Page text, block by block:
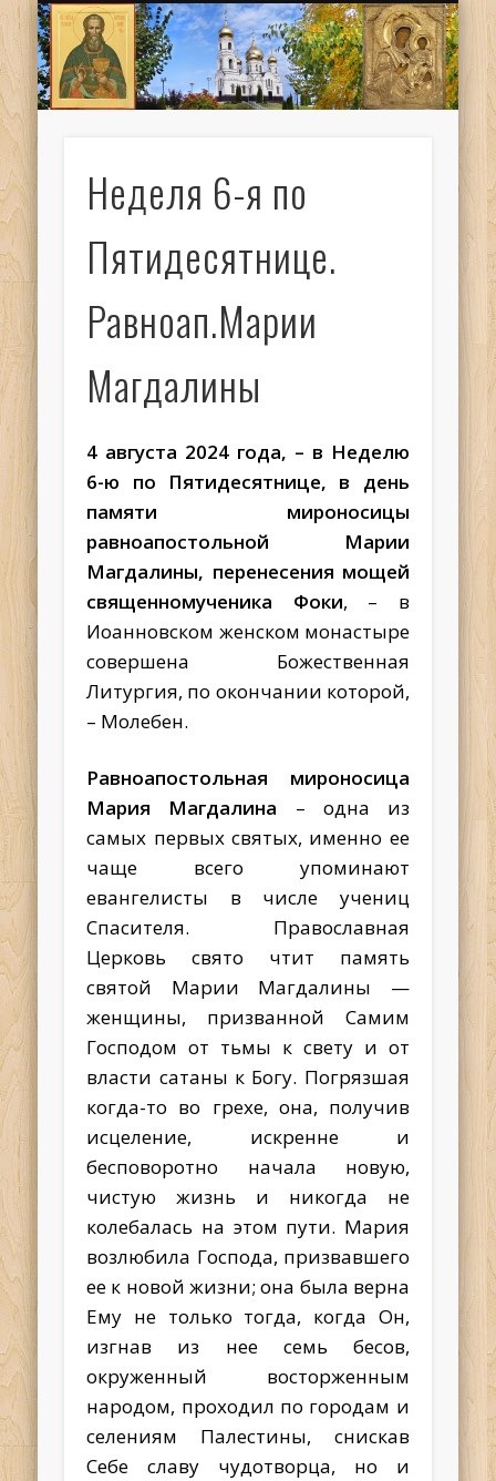
ГЛАВНАЯ
ДУХОВЕНСТВО
КРЕЩЕНИЕ
РАСПИСАНИЕ
МОНАСТЫРЬ
ИОАНН КРОНШТАДТСКИЙ
ТРЕБЫ
ПАЛОМНИКАМ
КОНТАКТЫ
НАПИСАТЬ ПИСЬМО
НОВОСТИ
МЕДИА
Неделя 6-я по
Пятидесятнице.
Равноап.Марии
Магдалины
4 августа 2024 года, – в Неделю
6-ю по Пятидесятнице, в день
памяти мироносицы
равноапостольной Марии
Магдалины, перенесения мощей
священномученика Фоки, – в
Иоанновском женском монастыре
совершена Божественная
Литургия, по окончании которой,
– Молебен.
Равноапостольная мироносица
Мария Магдалина – одна из
самых первых святых, именно ее
чаще всего упоминают
евангелисты в числе учениц
Спасителя. Православная
Церковь свято чтит память
святой Марии Магдалины —
женщины, призванной Самим
Господом от тьмы к свету и от
власти сатаны к Богу. Погрязшая
когда-то во грехе, она, получив
исцеление, искренне и
бесповоротно начала новую,
чистую жизнь и никогда не
колебалась на этом пути. Мария
возлюбила Господа, призвавшего
ее к новой жизни; она была верна
Ему не только тогда, когда Он,
изгнав из нее семь бесов,
окруженный восторженным
народом, проходил по городам и
селениям Палестины, снискав
Себе славу чудотворца, но и